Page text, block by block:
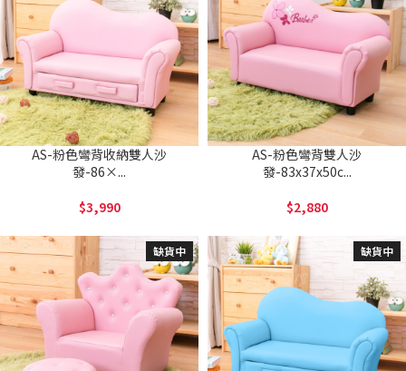
AS-粉色彎背收納雙人沙
發-86×...
3,990
AS-粉色彎背雙人沙
發-83x37x50c...
2,880
缺貨中 缺貨中